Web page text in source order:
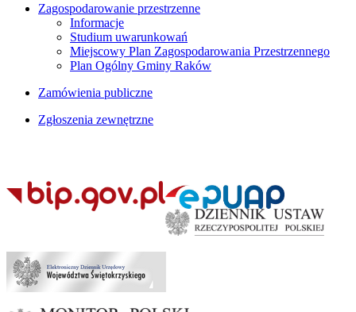
Zagospodarowanie przestrzenne
Informacje
Studium uwarunkowań
Miejscowy Plan Zagospodarowania Przestrzennego
Plan Ogólny Gminy Raków
Zamówienia publiczne
Zgłoszenia zewnętrzne